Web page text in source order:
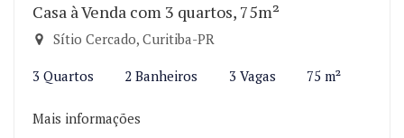
Casa à Venda com 3 quartos, 75m²
Sítio Cercado, Curitiba-PR
3 Quartos 2 Banheiros 3 Vagas 75 m²
Mais informações